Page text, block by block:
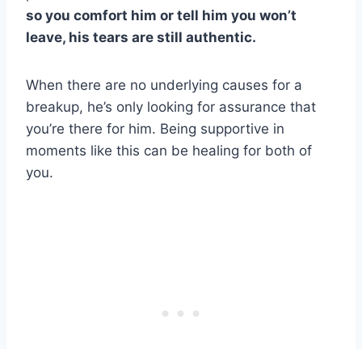
so you comfort him or tell him you won’t
leave, his tears are still authentic.
When there are no underlying causes for a
breakup, he’s only looking for assurance that
you’re there for him. Being supportive in
moments like this can be healing for both of
you.